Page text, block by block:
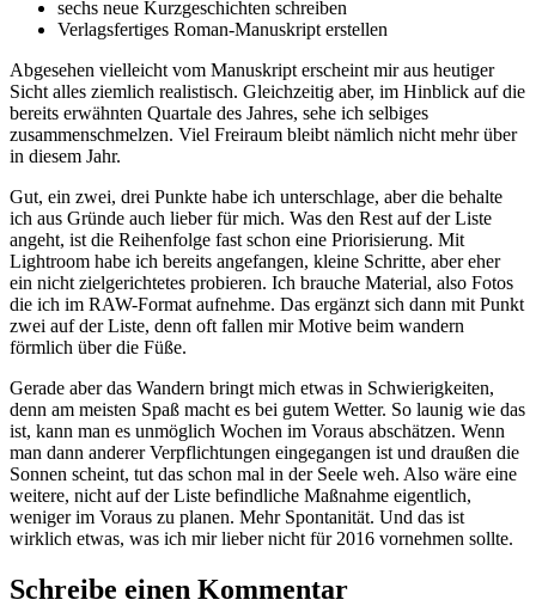
sechs neue Kurzgeschichten schreiben
Verlagsfertiges Roman-Manuskript erstellen
Abgesehen vielleicht vom Manuskript erscheint mir aus heutiger
Sicht alles ziemlich realistisch. Gleichzeitig aber, im Hinblick auf die
bereits erwähnten Quartale des Jahres, sehe ich selbiges
zusammenschmelzen. Viel Freiraum bleibt nämlich nicht mehr über
in diesem Jahr.
Gut, ein zwei, drei Punkte habe ich unterschlage, aber die behalte
ich aus Gründe auch lieber für mich. Was den Rest auf der Liste
angeht, ist die Reihenfolge fast schon eine Priorisierung. Mit
Lightroom habe ich bereits angefangen, kleine Schritte, aber eher
ein nicht zielgerichtetes probieren. Ich brauche Material, also Fotos
die ich im RAW-Format aufnehme. Das ergänzt sich dann mit Punkt
zwei auf der Liste, denn oft fallen mir Motive beim wandern
förmlich über die Füße.
Gerade aber das Wandern bringt mich etwas in Schwierigkeiten,
denn am meisten Spaß macht es bei gutem Wetter. So launig wie das
ist, kann man es unmöglich Wochen im Voraus abschätzen. Wenn
man dann anderer Verpflichtungen eingegangen ist und draußen die
Sonnen scheint, tut das schon mal in der Seele weh. Also wäre eine
weitere, nicht auf der Liste befindliche Maßnahme eigentlich,
weniger im Voraus zu planen. Mehr Spontanität. Und das ist
wirklich etwas, was ich mir lieber nicht für 2016 vornehmen sollte.
Schreibe einen Kommentar